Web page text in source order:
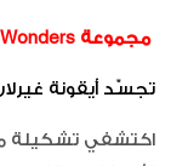
مجموعة Tale of Wonders من Guerlain
تجسّد أيقونة
اكتشفي تشكيلة